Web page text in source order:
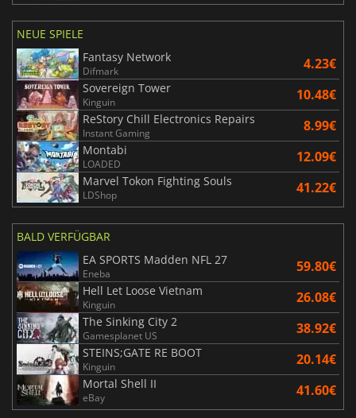
NEUE SPIELE
Fantasy Network
Difmark 4.23€
Sovereign Tower
Kinguin 10.48€
ReStory Chill Electronics Repairs
Instant Gaming 8.99€
Montabi
LOADED 12.09€
Marvel Tokon Fighting Souls
LDShop 41.22€
BALD VERFÜGBAR
EA SPORTS Madden NFL 27
Eneba 59.80€
Hell Let Loose Vietnam
Kinguin 26.08€
The Sinking City 2
Gamesplanet US 38.92€
STEINS;GATE RE BOOT
Kinguin 20.14€
Mortal Shell II
eBay 41.60€